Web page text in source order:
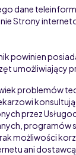
dane
Strony
powinien
umożliwiający
problemów
przez
programów
możliwości
ani